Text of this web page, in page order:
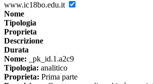
www.ic18bo.edu.it
Nome
Tipologia
Proprieta
Descrizione
Durata
Nome: _pk_id.1.a2c9
Tipologia: analitico
Proprieta: Prima parte